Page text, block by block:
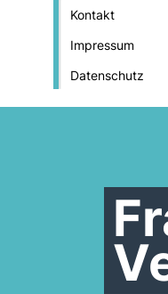
Kontakt
Impressum
Datenschutz